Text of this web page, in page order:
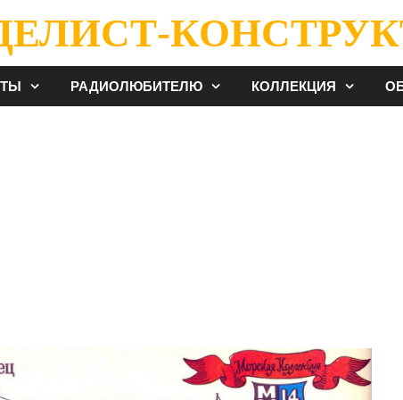
РАДИОЛЮБИТЕЛЮ КОЛЛЕКЦИЯ